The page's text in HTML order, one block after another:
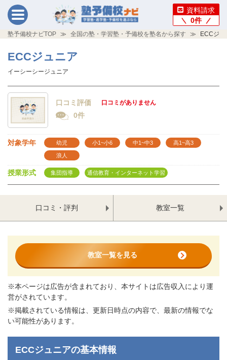
資料請求
0件
塾予備校ナビTOP 全国の塾・学習塾・予備校を塾名から探す ECCジュ
ECCジュニア
イーシーシージュニア
口コミ評価 口コミがありません
0件
対象学年 幼児 小1~小6 中1~中3 高1~高3
浪人
授業形式 集団指導 通信教育・インターネット学習
口コミ・評判 教室一覧
教室一覧を見る
※本ページは広告が含まれており、本サイトは広告収入により運
営がされています。
※掲載されている情報は、更新日時点の内容で、最新の情報でな
い可能性があります。
ECCジュニアの基本情報